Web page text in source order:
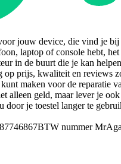
jouw device, die vind je
laptop of console hebt,
in de buurt die je kan
op prijs, kwaliteit en reviews
maken voor de reparatie
alleen geld, maar lever je
door je toestel langer te
BTW nummer